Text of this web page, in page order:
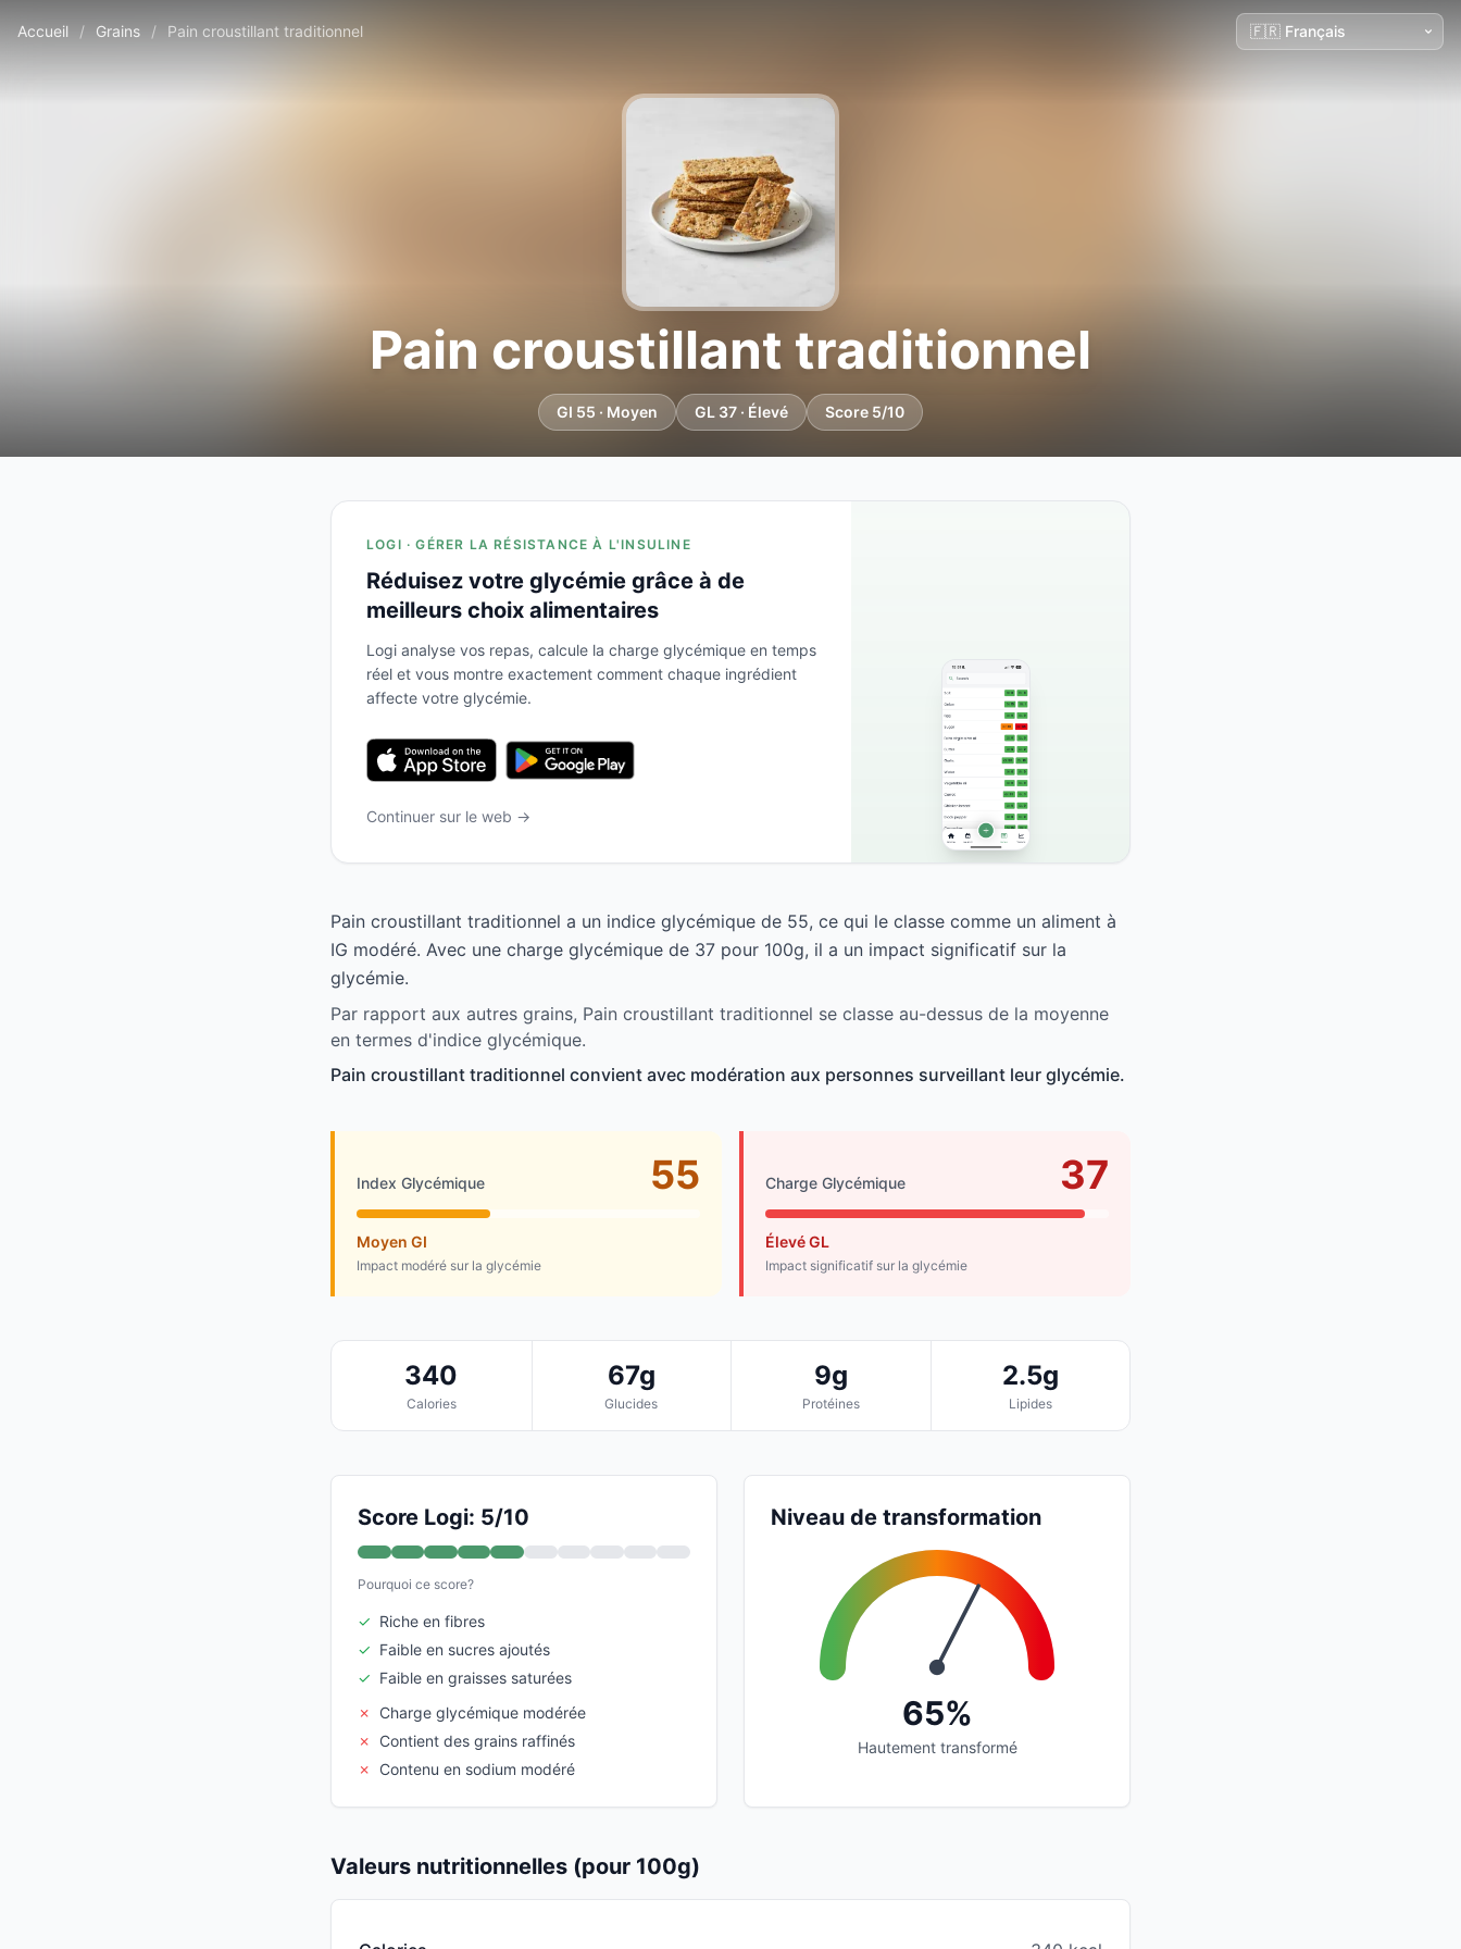
Accueil / Grains / Pain croustillant traditionnel
Pain croustillant traditionnel
GI 55 · Moyen GL 37 · Élevé Score 5/10
LOGI · GÉRER LA RÉSISTANCE À L'INSULINE
Réduisez votre glycémie grâce à de
meilleurs choix alimentaires
Logi analyse vos repas, calcule la charge glycémique en temps
réel et vous montre exactement comment chaque ingrédient
affecte votre glycémie.
Continuer sur le web →
Pain croustillant traditionnel a un indice glycémique de 55, ce qui le classe comme un aliment à
IG modéré. Avec une charge glycémique de 37 pour 100g, il a un impact significatif sur la
glycémie.
Par rapport aux autres grains, Pain croustillant traditionnel se classe au-dessus de la moyenne
en termes d'indice glycémique.
Pain croustillant traditionnel convient avec modération aux personnes surveillant leur glycémie.
Index Glycémique 55
Moyen GI
Impact modéré sur la glycémie
Charge Glycémique 37
Élevé GL
Impact significatif sur la glycémie
340
Calories
67g
Glucides
9g
Protéines
2.5g
Lipides
Score Logi: 5/10
Pourquoi ce score?
✓ Riche en fibres
✓ Faible en sucres ajoutés
✓ Faible en graisses saturées
✗
Charge glycémique modérée
✗
Contient des grains raffinés
✗
Contenu en sodium modéré
Niveau de transformation
65%
Hautement transformé
Valeurs nutritionnelles (pour 100g)